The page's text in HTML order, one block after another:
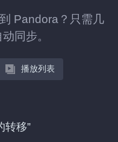
Pandora？只需几
同步。
播放列表
转移”